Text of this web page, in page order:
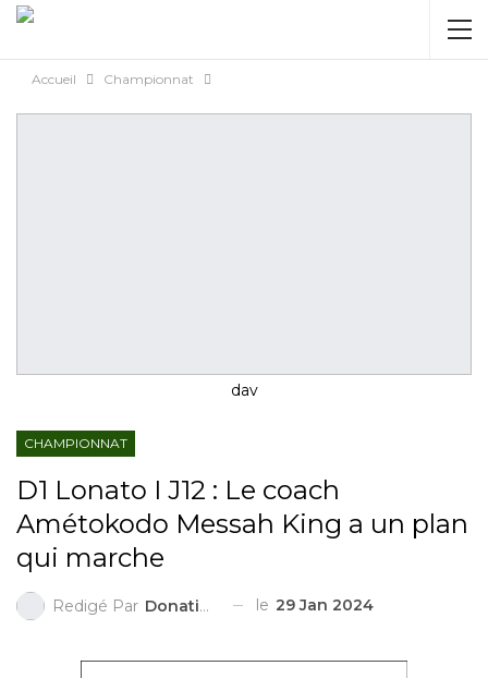
Accueil Championnat
dav
CHAMPIONNAT
D1 Lonato I J12 : Le coach
Amétokodo Messah King a un plan
qui marche
Redigé Par Donatien ZIGGAH le 29 Jan 2024
AUTORISATION DE LA HAAC N°0134/HAAC/12-